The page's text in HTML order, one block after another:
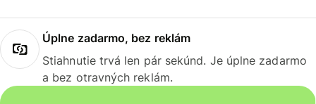
Úplne zadarmo, bez reklám
Stiahnutie trvá len pár sekúnd. Je úplne zadarmo
a bez otravných reklám.